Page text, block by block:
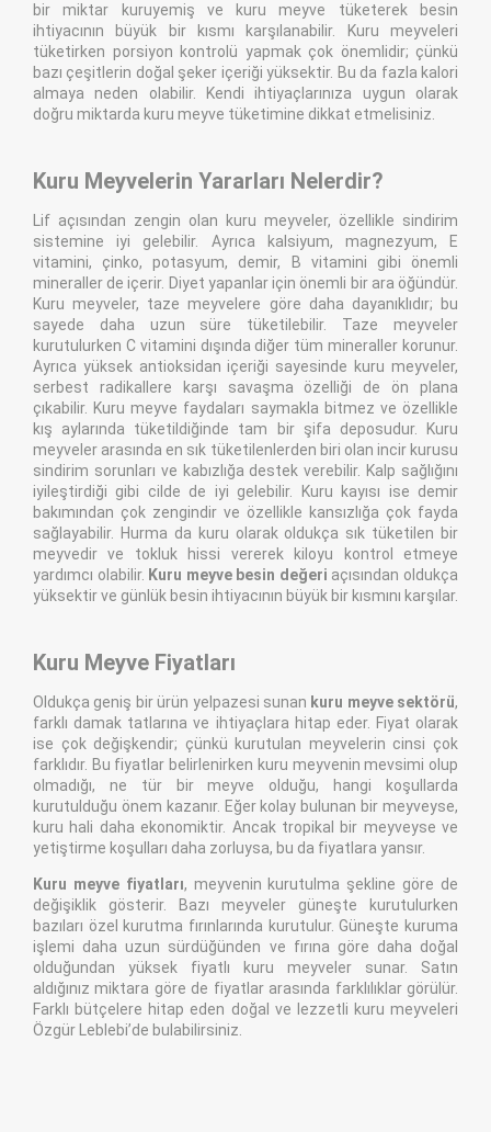
bir miktar kuruyemiş ve kuru meyve tüketerek besin
ihtiyacının büyük bir kısmı karşılanabilir. Kuru meyveleri
tüketirken porsiyon kontrolü yapmak çok önemlidir; çünkü
bazı çeşitlerin doğal şeker içeriği yüksektir. Bu da fazla kalori
almaya neden olabilir. Kendi ihtiyaçlarınıza uygun olarak
doğru miktarda kuru meyve tüketimine dikkat etmelisiniz.
Kuru Meyvelerin Yararları Nelerdir?
Lif açısından zengin olan kuru meyveler, özellikle sindirim
sistemine iyi gelebilir. Ayrıca kalsiyum, magnezyum, E
vitamini, çinko, potasyum, demir, B vitamini gibi önemli
mineraller de içerir. Diyet yapanlar için önemli bir ara öğündür.
Kuru meyveler, taze meyvelere göre daha dayanıklıdır; bu
sayede daha uzun süre tüketilebilir. Taze meyveler
kurutulurken C vitamini dışında diğer tüm mineraller korunur.
Ayrıca yüksek antioksidan içeriği sayesinde kuru meyveler,
serbest radikallere karşı savaşma özelliği de ön plana
çıkabilir. Kuru meyve faydaları saymakla bitmez ve özellikle
kış aylarında tüketildiğinde tam bir şifa deposudur. Kuru
meyveler arasında en sık tüketilenlerden biri olan incir kurusu
sindirim sorunları ve kabızlığa destek verebilir. Kalp sağlığını
iyileştirdiği gibi cilde de iyi gelebilir. Kuru kayısı ise demir
bakımından çok zengindir ve özellikle kansızlığa çok fayda
sağlayabilir. Hurma da kuru olarak oldukça sık tüketilen bir
meyvedir ve tokluk hissi vererek kiloyu kontrol etmeye
yardımcı olabilir. Kuru meyve besin değeri açısından oldukça
yüksektir ve günlük besin ihtiyacının büyük bir kısmını karşılar.
Kuru Meyve Fiyatları
Oldukça geniş bir ürün yelpazesi sunan kuru meyve sektörü,
farklı damak tatlarına ve ihtiyaçlara hitap eder. Fiyat olarak
ise çok değişkendir; çünkü kurutulan meyvelerin cinsi çok
farklıdır. Bu fiyatlar belirlenirken kuru meyvenin mevsimi olup
olmadığı, ne tür bir meyve olduğu, hangi koşullarda
kurutulduğu önem kazanır. Eğer kolay bulunan bir meyveyse,
kuru hali daha ekonomiktir. Ancak tropikal bir meyveyse ve
yetiştirme koşulları daha zorluysa, bu da fiyatlara yansır.
Kuru meyve fiyatları, meyvenin kurutulma şekline göre de
değişiklik gösterir. Bazı meyveler güneşte kurutulurken
bazıları özel kurutma fırınlarında kurutulur. Güneşte kuruma
işlemi daha uzun sürdüğünden ve fırına göre daha doğal
olduğundan yüksek fiyatlı kuru meyveler sunar. Satın
aldığınız miktara göre de fiyatlar arasında farklılıklar görülür.
Farklı bütçelere hitap eden doğal ve lezzetli kuru meyveleri
Özgür Leblebi’de bulabilirsiniz.